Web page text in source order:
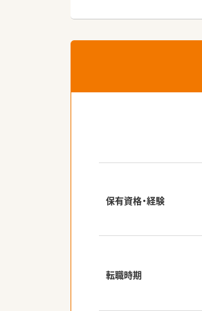
保有資格・経験
転職時期